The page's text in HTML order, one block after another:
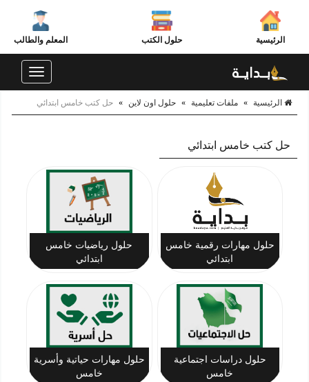
الرئيسية حلول الكتب المعلم والطالب
Toggle
الرئيسية » ملفات تعليمية » حلول اون لاين » حل كتب خامس ابتدائي
حل كتب خامس ابتدائي
حلول مهارات رقمية خامس
ابتدائي
حلول رياضيات خامس
ابتدائي
حلول دراسات اجتماعية
خامس
حلول مهارات حياتية وأسرية
خامس